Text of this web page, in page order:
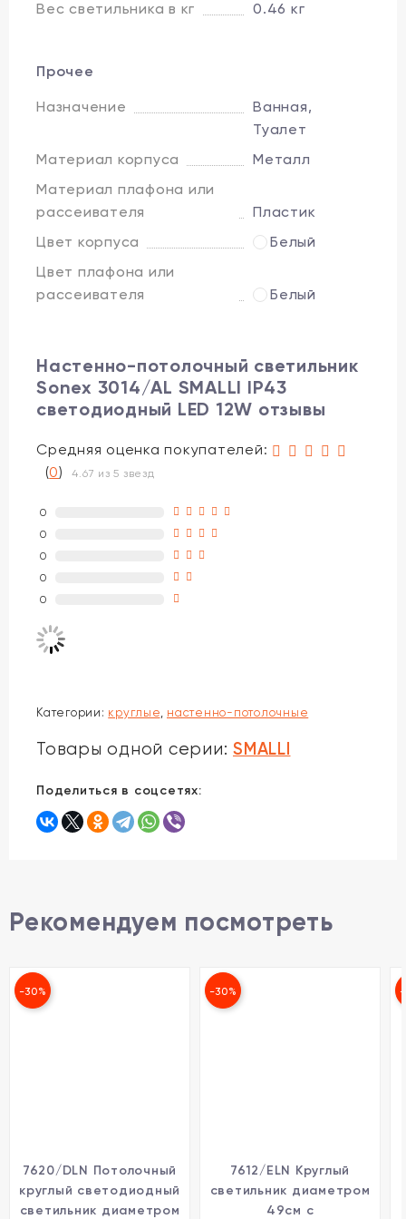
Вес светильника в кг 0.46 кг
Прочее
Назначение
Ванная,
Туалет
Материал корпуса
Металл
Материал плафона или
рассеивателя
Пластик
Цвет корпуса
Белый
Цвет плафона или
рассеивателя
Белый
Настенно-потолочный светильник
Sonex 3014/AL SMALLI IP43
светодиодный LED 12W отзывы
Средняя оценка покупателей:
(0)4.67 из 5 звезд
0
0
0
0
0
Категории: круглые настенно-потолочные
Товары одной серии: SMALLI
Поделиться в соцсетях:
Рекомендуем посмотреть
-30%
7620/DLN Потолочный
круглый светодиодный
светильник диаметром
-30%
7612/ELN Круглый
светильник диаметром
49см с
-